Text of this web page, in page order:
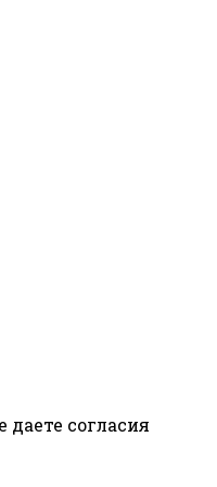
даете согласия